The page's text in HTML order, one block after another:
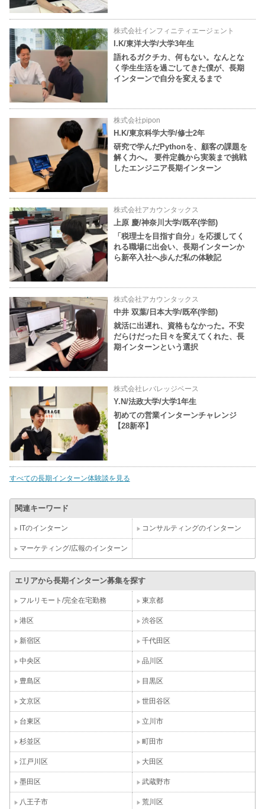
株式会社インフィニティエージェント
I.K/東洋大学/大学3年生
語れるガクチカ、何もない。なんとな
く学生生活を過ごしてきた僕が、長期
インターンで自分を変えるまで
株式会社pipon
H.K/東京科学大学/修士2年
研究で学んだPythonを、顧客の課題を
解く力へ。 要件定義から実装まで挑戦
したエンジニア長期インターン
株式会社アカウンタックス
上原 慶/神奈川大学/既卒(学部)
「税理士を目指す自分」を応援してく
れる職場に出会い、長期インターンか
ら新卒入社へ歩んだ私の体験記
株式会社アカウンタックス
中井 双葉/日本大学/既卒(学部)
就活に出遅れ、資格もなかった。不安
だらけだった日々を変えてくれた、長
期インターンという選択
株式会社レバレッジベース
Y.N/法政大学/大学1年生
初めての営業インターンチャレンジ
【28新卒】
すべての長期インターン体験談を見る
関連キーワード
ITのインターン コンサルティングのインターン
マーケティング/広報のインターン
エリアから長期インターン募集を探す
フルリモート/完全在宅勤務 東京都
港区 渋谷区
新宿区 千代田区
中央区 品川区
豊島区 目黒区
文京区 世田谷区
台東区 立川市
杉並区 町田市
江戸川区 大田区
墨田区 武蔵野市
八王子市 荒川区